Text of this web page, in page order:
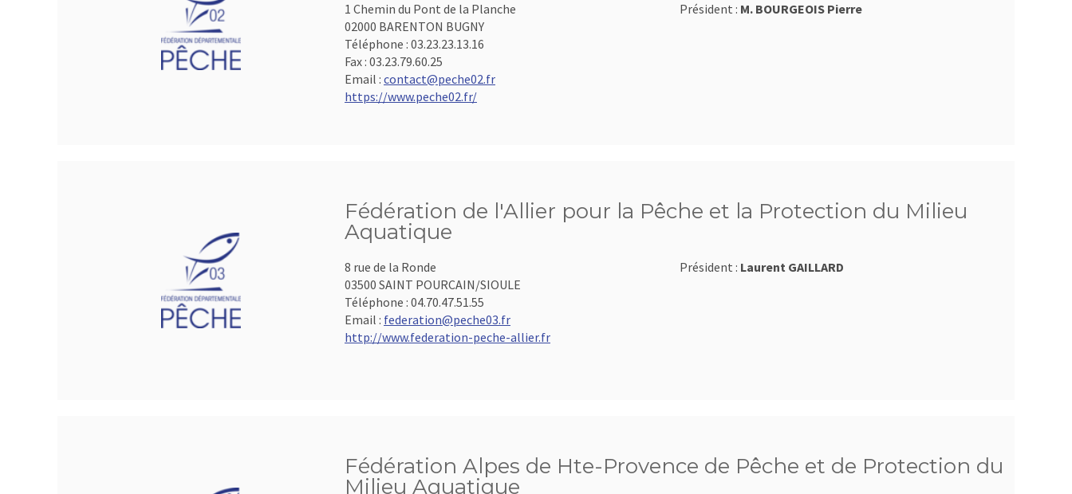
1 Chemin du Pont de la Planche
02000 BARENTON BUGNY
Téléphone : 03.23.23.13.16
Fax : 03.23.79.60.25
Email : contact@peche02.fr
https://www.peche02.fr/
Président : M. BOURGEOIS Pierre
Fédération de l'Allier pour la Pêche et la Protection du Milieu
Aquatique
8 rue de la Ronde
03500 SAINT POURCAIN/SIOULE
Téléphone : 04.70.47.51.55
Email : federation@peche03.fr
http://www.federation-peche-allier.fr
Président : Laurent GAILLARD
Fédération Alpes de Hte-Provence de Pêche et de Protection du
Milieu Aquatique